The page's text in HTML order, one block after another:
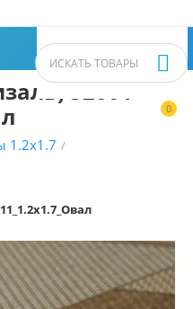
0


52001
1.2x1.7 /